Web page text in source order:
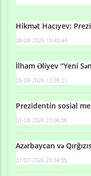
Hikmət Hacıyev:
08-08-2026 15:45:44
İlham Əliyev “Yeni
05-08-2026 13:38:21
Prezidentin sosial
01-08-2026 23:06:06
Azərbaycan və
31-07-2026 23:34:05